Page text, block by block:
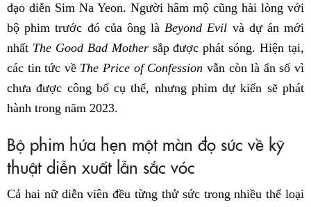
đạo diễn Sim Na Yeon. Người hâm mộ cũng hài lòng với
bộ phim trước đó của ông là Beyond Evil và dự án mới
nhất The Good Bad Mothersắp được phát sóng. Hiện tại,
các tin tức về The Price of Confession vẫn còn là ẩn số vì
chưa được công bố cụ thể, nhưng phim dự kiến sẽ phát
hành trong năm 2023.
Bộ phim hứa hẹn một màn đọ sức về kỹ
thuật diễn xuất lẫn sắc vóc
Cả hai nữ diễn viên đều từng thử sức trong nhiều thể loại